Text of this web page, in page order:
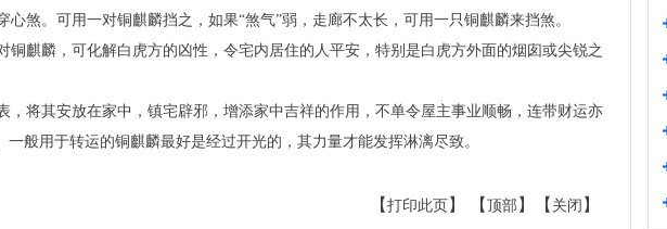
煞。可用一对铜麒麟挡之，如果“煞气”弱，走廊不太长，可用一只铜麒麟来挡煞。
麒麟，可化解白虎方的凶性，令宅内居住的人平安，特别是白虎方外面的烟囱或尖锐之
将其安放在家中，镇宅辟邪，增添家中吉祥的作用，不单令屋主事业顺畅，连带财运亦
般用于转运的铜麒麟最好是经过开光的，其力量才能发挥淋漓尽致。
【 打印此页 】 【 顶部 】【 关闭 】